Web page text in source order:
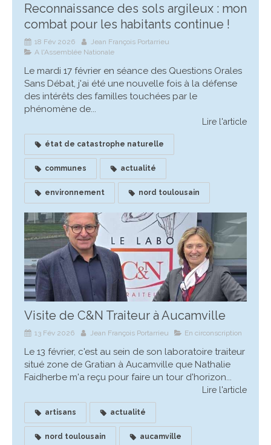
Reconnaissance des sols argileux : mon
combat pour les habitants continue !
18 Fév 2026
Jean François Portarrieu
A l'Assemblée Nationale
Le mardi 17 février en séance des Questions Orales
Sans Débat, j'ai été une nouvelle fois à la défense
des intérêts des familles touchées par le
phénomène de...
Lire l'article
état de catastrophe naturelle
communes actualité
environnement nord toulousain
Visite de C&N Traiteur à Aucamville
13 Fév 2026 Jean François Portarrieu En circonscription
Le 13 février, c'est au sein de son laboratoire traiteur
situé zone de Gratian à Aucamville que Nathalie
Faidherbe m'a reçu pour faire un tour d'horizon...
Lire l'article
artisans actualité
nord toulousain aucamville